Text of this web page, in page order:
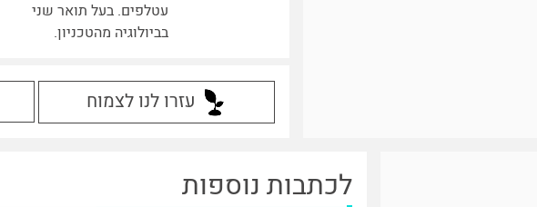
עטלפים. בעל תואר שני
בביולוגיה מהטכניון.
עזרו לנו לצמוח
לכתבות נוספות